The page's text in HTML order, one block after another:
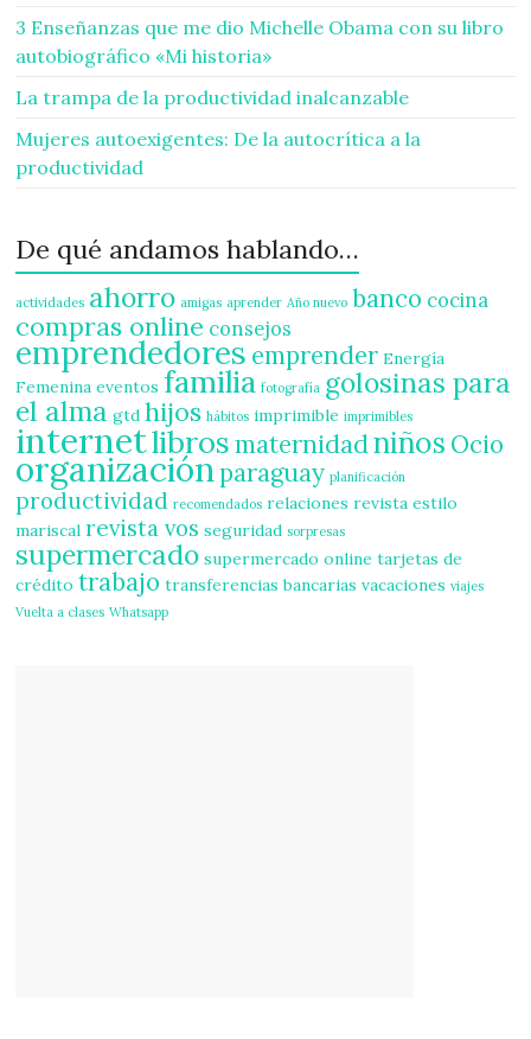
3 Enseñanzas que me dio Michelle Obama con su libro
autobiográfico «Mi historia»
La trampa de la productividad inalcanzable
Mujeres autoexigentes: De la autocrítica a la
productividad
De qué andamos hablando…
actividades ahorro amigas aprender Año nuevo banco cocina
compras online consejos
emprendedores emprender Energía
Femenina eventos familia fotografía golosinas para
el alma gtd hijos hábitos imprimible imprimibles
internetlibros maternidadniños Ocio
organizaciónparaguay planificación
productividad recomendados relaciones revista estilo
mariscal revista vos seguridad sorpresas
supermercado supermercado online tarjetas de
crédito trabajo transferencias bancarias vacaciones viajes
Vuelta a clases Whatsapp